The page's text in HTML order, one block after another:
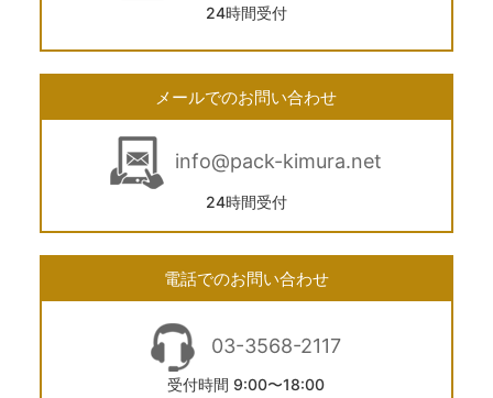
24時間受付
メールでのお問い合わせ
info@pack-kimura.net
24時間受付
電話でのお問い合わせ
03-3568-2117
受付時間 9:00〜18:00